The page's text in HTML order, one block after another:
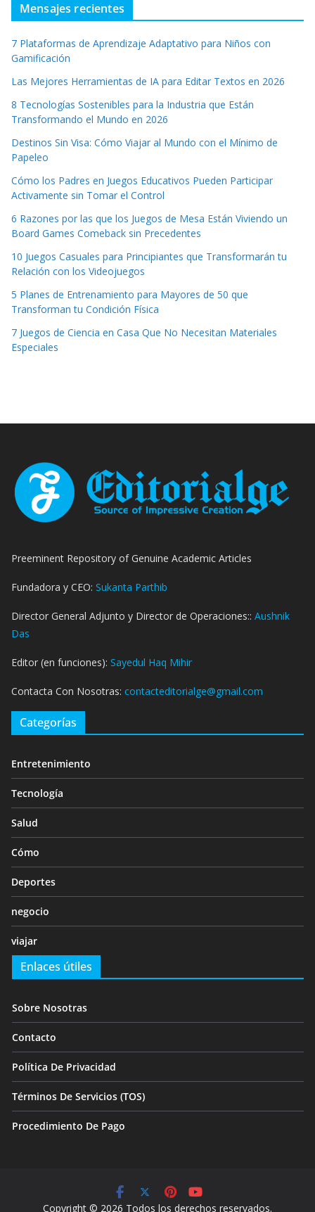
Mensajes recientes
7 Plataformas de Aprendizaje Adaptativo para Niños con
Gamificación
Las Mejores Herramientas de IA para Editar Textos en 2026
8 Tecnologías Sostenibles para la Industria que Están
Transformando el Mundo en 2026
Destinos Sin Visa: Cómo Viajar al Mundo con el Mínimo de
Papeleo
Cómo los Padres en Juegos Educativos Pueden Participar
Activamente sin Tomar el Control
6 Razones por las que los Juegos de Mesa Están Viviendo un
Board Games Comeback sin Precedentes
10 Juegos Casuales para Principiantes que Transformarán tu
Relación con los Videojuegos
5 Planes de Entrenamiento para Mayores de 50 que
Transforman tu Condición Física
7 Juegos de Ciencia en Casa Que No Necesitan Materiales
Especiales
Preeminent Repository of Genuine Academic Articles
Fundadora y CEO: Sukanta Parthib
Director General Adjunto y Director de Operaciones:: Aushnik
Das
Editor (en funciones): Sayedul Haq Mihir
Contacta Con Nosotras: contacteditorialge@gmail.com
Categorías
Entretenimiento
Tecnología
Salud
Cómo
Deportes
negocio
viajar
Enlaces útiles
Sobre Nosotras
Contacto
Política De Privacidad
Términos De Servicios (TOS)
Procedimiento De Pago
Copyright © 2026 Todos los derechos reservados.